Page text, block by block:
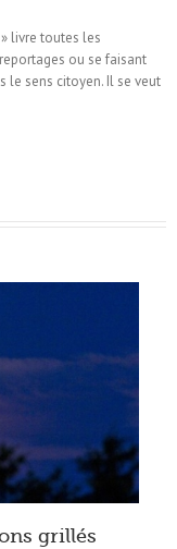
livre toutes les
ou se faisant
le sens citoyen. Il se veut
grillés